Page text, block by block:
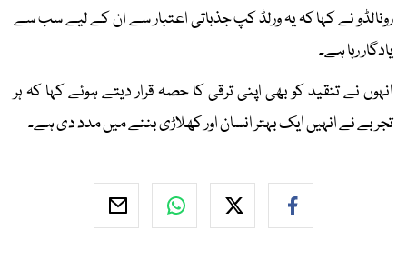
رونالڈو نے کہا کہ یہ ورلڈ کپ جذباتی اعتبار سے ان کے لیے سب سے
یادگار رہا ہے۔
انہوں نے تنقید کو بھی اپنی ترقی کا حصہ قرار دیتے ہوئے کہا کہ ہر
تجربے نے انہیں ایک بہتر انسان اور کھلاڑی بننے میں مدد دی ہے۔